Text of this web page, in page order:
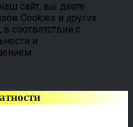
сайт, вы даете
Cookies и других
соответствии с
и